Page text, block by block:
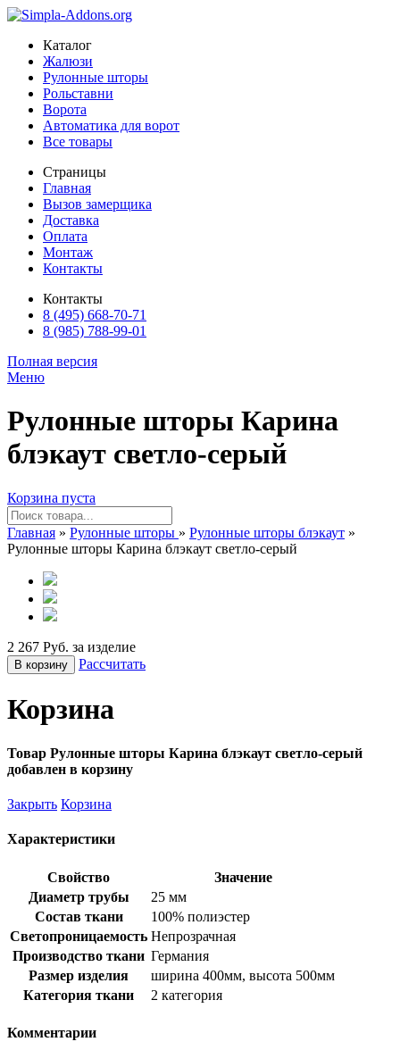
Каталог
Жалюзи
Рулонные шторы
Рольставни
Ворота
Автоматика для ворот
Все товары
Страницы
Главная
Вызов замерщика
Доставка
Оплата
Монтаж
Контакты
Контакты
8 (495) 668-70-71
8 (985) 788-99-01
Полная версия
Меню
Рулонные шторы Карина
блэкаут светло-серый
Корзина пуста
Главная » Рулонные шторы » Рулонные шторы блэкаут »
Рулонные шторы Карина блэкаут светло-серый
2 267 Руб. за изделие
В корзину Рассчитать
Корзина
Товар Рулонные шторы Карина блэкаут светло-серый
добавлен в корзину
Закрыть Корзина
Характеристики
Свойство
Значение
Диаметр трубы
25 мм
Состав ткани
100% полиэстер
Светопроницаемость Непрозрачная
Производство ткани Германия
Размер изделия
ширина 400мм, высота 500мм
Категория ткани
2 категория
Комментарии